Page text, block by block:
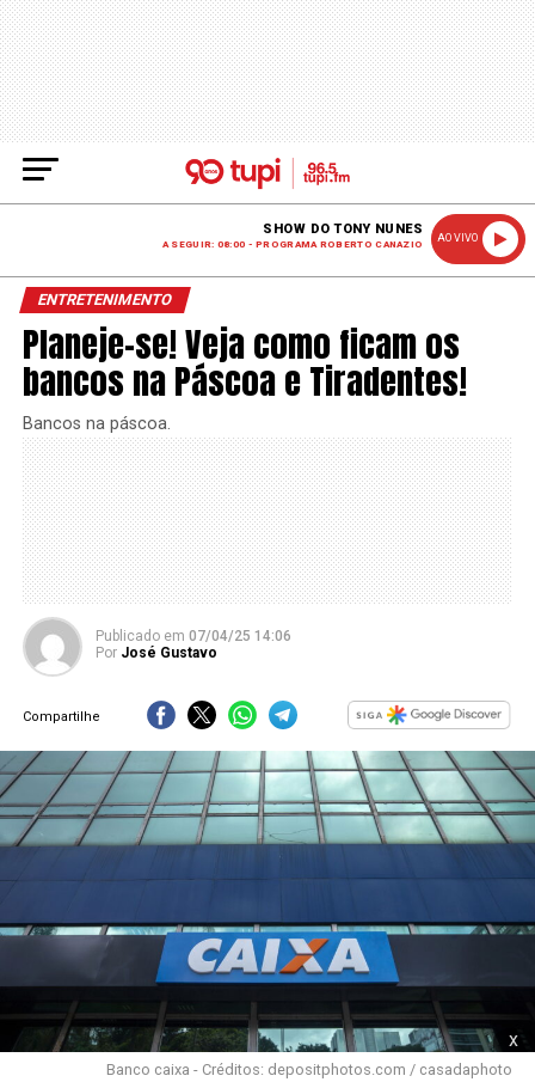
SHOW DO TONY NUNES
A SEGUIR: 08:00 - PROGRAMA ROBERTO CANAZIO
AO VIVO
ENTRETENIMENTO
Planeje-se! Veja como ficam os
bancos na Páscoa e Tiradentes!
Bancos na páscoa.
Publicado em 07/04/25 14:06
Por José Gustavo
Compartilhe
x
Banco caixa - Créditos: depositphotos.com / casadaphoto